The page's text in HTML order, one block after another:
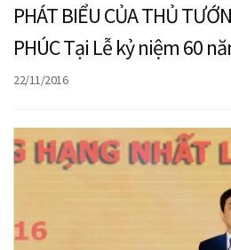
PHÁT BIỂU CỦA THỦ
PHÚC Tại Lễ kỷ niệm 60
Trường Đại học Kinh tế
22/11/2016